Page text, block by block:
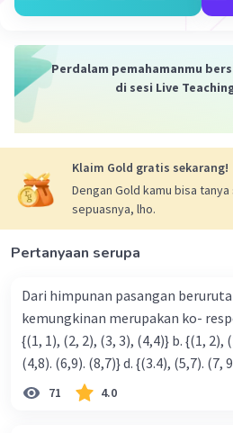
Iklan
Perdalam pemahamanmu
di sesi Live
Klaim Gold gratis sekarang!
Dengan Gold kamu bisa
sepuasnya, lho.
Pertanyaan serupa
Dari himpunan pasangan
kemungkinan merupakan ko- respondensi satu-satu? a.
{(1, 1), (2, 2), (3, 3), (4,4)} b. {(1, 2), (2, 3), (3, 4). (4,5)} c. {(2,7).
(4,8). (6,9). (8,7)} d. {(3.4),
71 4.0